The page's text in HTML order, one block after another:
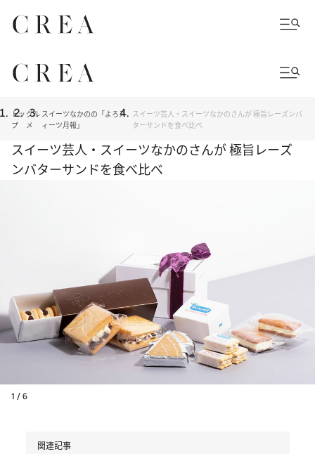
トッ
プ
グル
メ
スイーツなかのの「よろス
ィーツ月報」
スイーツ芸人・スイーツなかのさんが 極旨レーズンバ
ターサンドを食べ比べ
スイーツ芸人・スイーツなかのさんが 極旨レーズ
ンバターサンドを食べ比べ
1 / 6
関連記事